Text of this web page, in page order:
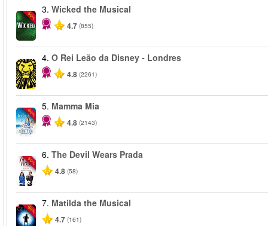
-50%
3. Wicked the Musical
4.7 (855)
4. O Rei Leão da Disney - Londres
4.8 (2261)
-40%
5. Mamma Mia
4.8 (2143)
-50%
6. The Devil Wears Prada
4.8 (58)
-50%
7. Matilda the Musical
4.7 (161)